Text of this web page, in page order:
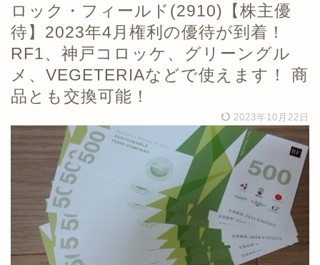
ロック・フィールド(2910)【株主優
待】2023年4月権利の優待が到着！
RF1、神戸コロッケ、グリーングル
メ、VEGETERIAなどで使えます！ 商
品とも交換可能！
2023年10月22日